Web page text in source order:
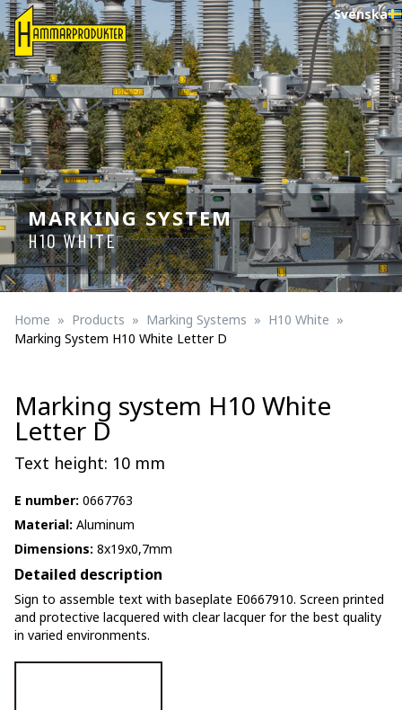
Svenska
MARKING SYSTEM
H10 WHITE
Home Products Marking Systems
H10 White
Marking System H10 White Letter D
Marking system H10 White
Letter D
Text height: 10 mm
E number: 0667763
Material: Aluminum
Dimensions: 8x19x0,7mm
Detailed description
Sign to assemble text with baseplate E0667910. Screen printed
and protective lacquered with clear lacquer for the best quality
in varied environments.